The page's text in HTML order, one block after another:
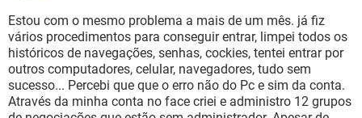
GMAIL
GUIA DE COMPRAS
OUTLOOK EXCEL
INSTAGRAM GMAIL
GUIA DE COMPRAS
WHATSAPP
CELULAR FACEBOOK
OUTLOOK EXCEL
INSTAGRAM GMAIL
Estou com o mesmo problema a mais de um mês. já fiz
vários procedimentos para conseguir entrar, limpei todos os
históricos de navegações, senhas, cockies, tentei entrar por
outros computadores, celular, navegadores, tudo sem
sucesso... Percebi que que o erro não do Pc e sim da conta.
Através da minha conta no face criei e administro 12 grupos